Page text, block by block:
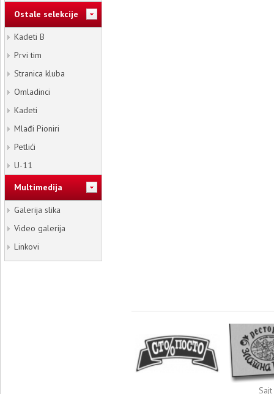
Ostale selekcije
Kadeti B
Prvi tim
Stranica kluba
Omladinci
Kadeti
Mlađi Pioniri
Petlići
U-11
Multimedija
Galerija slika
Video galerija
Linkovi